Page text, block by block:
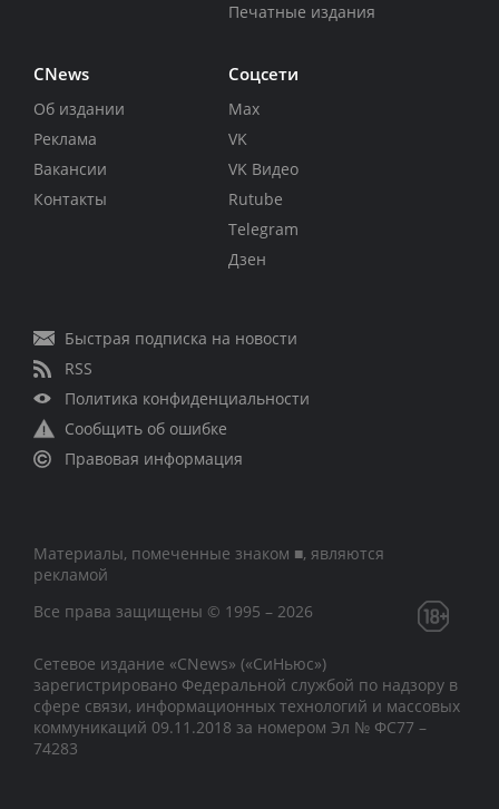
Печатные издания
CNews
Об издании
Реклама
Вакансии
Контакты
Соцсети
Max
VK
VK Видео
Rutube
Telegram
Дзен
Быстрая подписка на новости
RSS
Политика конфиденциальности
Сообщить об ошибке
Правовая информация
Материалы, помеченные знаком ■, являются
рекламой
Все права защищены © 1995 – 2026
Сетевое издание «CNews» («СиНьюс»)
зарегистрировано Федеральной службой по надзору в
сфере связи, информационных технологий и массовых
коммуникаций 09.11.2018 за номером Эл № ФС77 –
74283